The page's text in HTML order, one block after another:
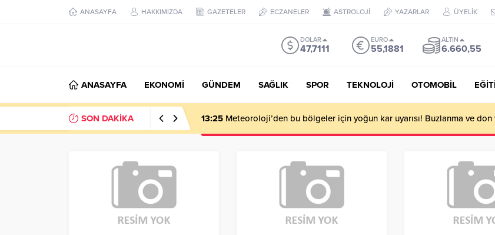
ANASAYFA HAKKIMIZDA GAZETELER ECZANELER ASTROLOJİ YAZARLAR ÜYELİK
DOLAR
47,7111
EURO
55,1881
ALTIN
6.660,55
ANASAYFA EKONOMİ GÜNDEM SAĞLIK SPOR TEKNOLOJİ OTOMOBİL
SON DAKİKA 13:25 Meteoroloji’den bu bölgeler için yoğun kar uyarısı! Buzlanma ve don